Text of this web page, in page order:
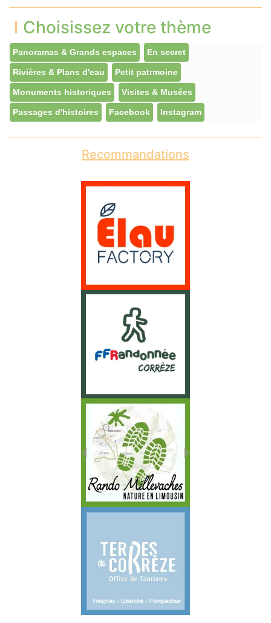
Choisissez votre thème
Panoramas & Grands espaces En secret
Rivières & Plans d'eau Petit patrmoine
Monuments historiques Visites & Musées
Passages d'histoires Facebook Instagram
Recommandations